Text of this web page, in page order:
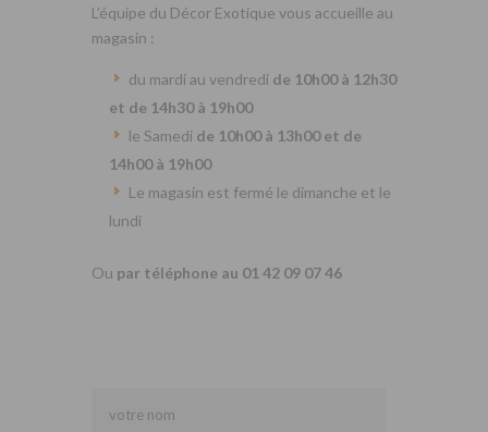
L’équipe du Décor Exotique vous accueille au
magasin :
du mardi au vendredi de 10h00 à 12h30
et de 14h30 à 19h00
le Samedi de 10h00 à 13h00 et de
14h00 à 19h00
Le magasin est fermé le dimanche et le
lundi
Ou par téléphone au 01 42 09 07 46